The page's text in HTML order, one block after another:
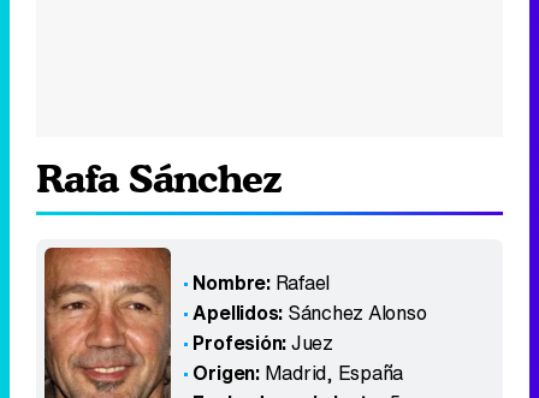
Rafa Sánchez
Nombre: Rafael
Apellidos: Sánchez Alonso
Profesión:Juez
Origen: Madrid, España